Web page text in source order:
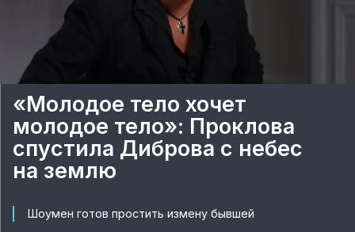
«Молодое тело хочет
молодое тело»: Проклова
спустила Диброва с небес
на землю
Шоумен готов простить измену бывшей